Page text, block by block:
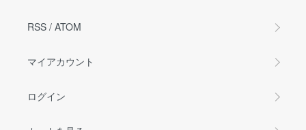
RSS / ATOM
マイアカウント
ログイン